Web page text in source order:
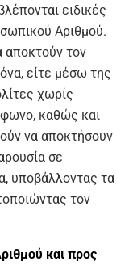
ειδικές
Αριθμού.
αποκτούν τον
είτε μέσω της
χωρίς
καθώς και
να αποκτήσουν
σε
υποβάλλοντας τα
τον
και προς